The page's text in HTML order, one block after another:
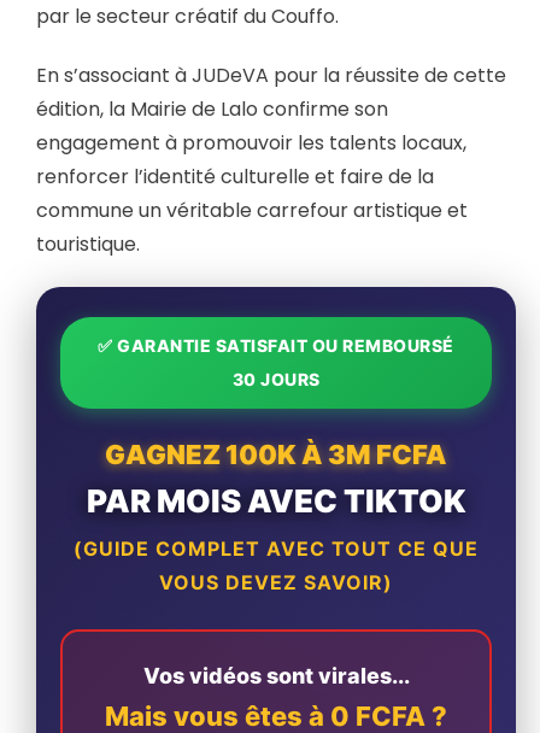
par le secteur créatif du Couffo.
En s’associant à JUDeVA pour la réussite de cette
édition, la Mairie de Lalo confirme son
engagement à promouvoir les talents locaux,
renforcer l’identité culturelle et faire de la
commune un véritable carrefour artistique et
touristique.
✅ GARANTIE SATISFAIT OU REMBOURSÉ
30 JOURS
GAGNEZ 100K À 3M FCFA
PAR MOIS AVEC TIKTOK
(GUIDE COMPLET AVEC TOUT CE QUE
VOUS DEVEZ SAVOIR)
Vos vidéos sont virales...
Mais vous êtes à 0 FCFA ?